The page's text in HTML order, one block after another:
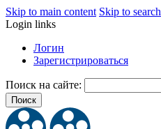
Skip to main content Skip to search
Login links
Логин
Зарегистрироваться
Поиск на сайте: